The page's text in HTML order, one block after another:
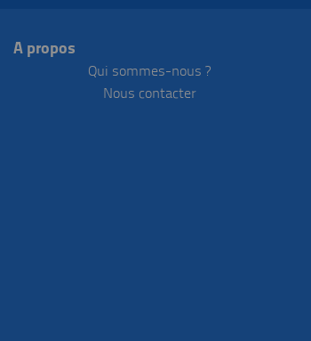
A propos
Qui sommes-nous ?
Nous contacter